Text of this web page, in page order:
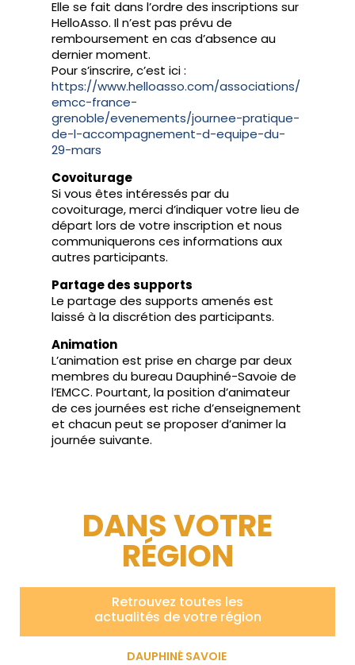
Elle se fait dans l’ordre des inscriptions sur
HelloAsso. Il n’est pas prévu de
remboursement en cas d’absence au
dernier moment.
Pour s’inscrire, c’est ici :
https://www.helloasso.com/associations/
emcc-france-
grenoble/evenements/journee-pratique-
de-l-accompagnement-d-equipe-du-
29-mars
Covoiturage
Si vous êtes intéressés par du
covoiturage, merci d’indiquer votre lieu de
départ lors de votre inscription et nous
communiquerons ces informations aux
autres participants.
Partage des supports
Le partage des supports amenés est
laissé à la discrétion des participants.
Animation
L’animation est prise en charge par deux
membres du bureau Dauphiné-Savoie de
l’EMCC. Pourtant, la position d’animateur
de ces journées est riche d’enseignement
et chacun peut se proposer d’animer la
journée suivante.
DANS VOTRE
RÉGION
Retrouvez toutes les
actualités de votre région
DAUPHINÉ SAVOIE